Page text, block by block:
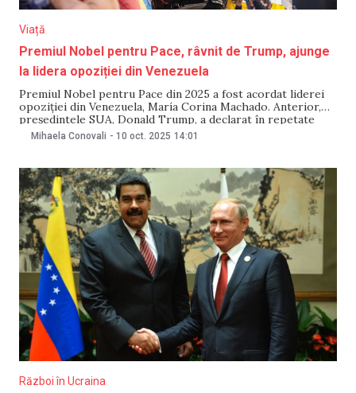
Viață
Premiul Nobel pentru Pace, râvnit de Trump, ajunge
la lidera opoziției din Venezuela
Premiul Nobel pentru Pace din 2025 a fost acordat liderei
opoziției din Venezuela, María Corina Machado. Anterior,
președintele SUA, Donald Trump, a declarat în repetate
rânduri că merită această distincție, deoarece, de la
Mihaela Conovali - 10 oct. 2025 14:01
Război în Ucraina